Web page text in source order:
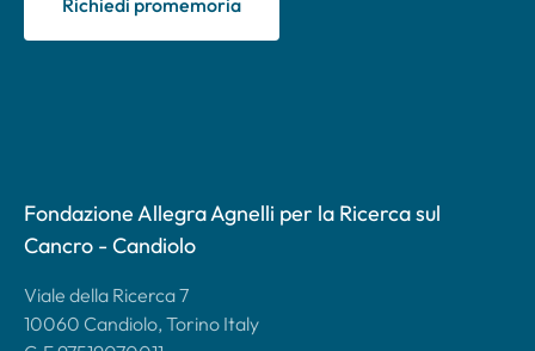
Fondazione Allegra Agnelli per la Ricerca sul
Cancro - Candiolo
Viale della Ricerca 7
10060 Candiolo, Torino Italy